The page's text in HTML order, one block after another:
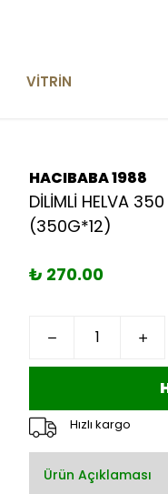
VİTRİN
HACIBABA 1988
DİLİMLİ HELVA
(350G*12)
₺ 270.00
Hızlı kargo
Ürün Açıklaması